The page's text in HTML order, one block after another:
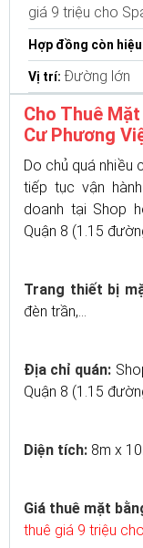
giá 9 triệu cho
Hợp đồng còn
Vị trí: Đường lớn
Cho Thuê
Cư Phương
Do chủ quá nhiều
tiếp tục vận
doanh tại Shop
Quận 8 (1.15
Trang thiết bị
đèn trần,...
Địa chỉ quán:
Quận 8 (1.15
Diện tích: 8m x
Giá thuê mặt
thuê giá 9 triệu